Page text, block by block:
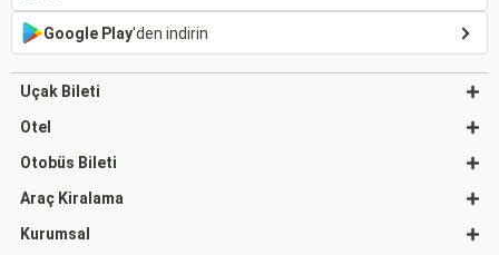
Google Play'den indirin
Uçak Bileti
Otel
Otobüs Bileti
Araç Kiralama
Kurumsal